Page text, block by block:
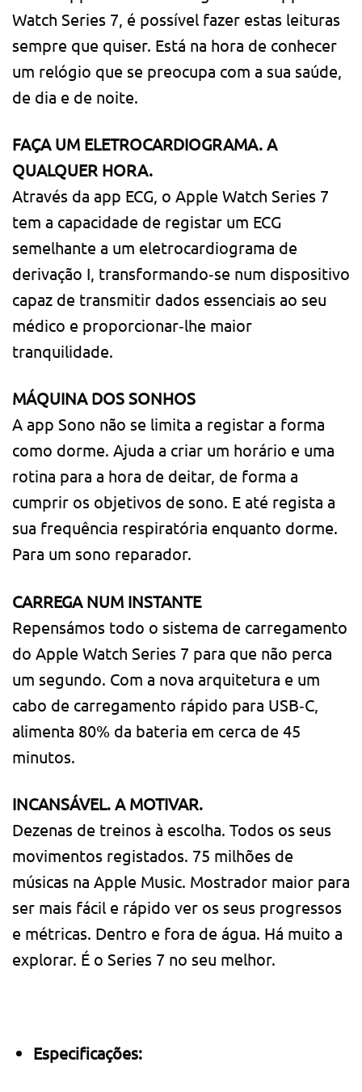
Watch Series 7, é possível fazer estas leituras
sempre que quiser. Está na hora de conhecer
um relógio que se preocupa com a sua saúde,
de dia e de noite.
FAÇA UM ELETROCARDIOGRAMA. A
QUALQUER HORA.
Através da app ECG, o Apple Watch Series 7
tem a capacidade de registar um ECG
semelhante a um eletrocardiograma de
derivação I, transformando‑se num dispositivo
capaz de transmitir dados essenciais ao seu
médico e proporcionar‑lhe maior
tranquilidade.
MÁQUINA DOS SONHOS
A app Sono não se limita a registar a forma
como dorme. Ajuda a criar um horário e uma
rotina para a hora de deitar, de forma a
cumprir os objetivos de sono. E até regista a
sua frequência respiratória enquanto dorme.
Para um sono reparador.
CARREGA NUM INSTANTE
Repensámos todo o sistema de carregamento
do Apple Watch Series 7 para que não perca
um segundo. Com a nova arquitetura e um
cabo de carregamento rápido para USB‑C,
alimenta 80% da bateria em cerca de 45
minutos.
INCANSÁVEL. A MOTIVAR.
Dezenas de treinos à escolha. Todos os seus
movimentos registados. 75 milhões de
músicas na Apple Music. Mostrador maior para
ser mais fácil e rápido ver os seus progressos
e métricas. Dentro e fora de água. Há muito a
explorar. É o Series 7 no seu melhor.
Especificações: